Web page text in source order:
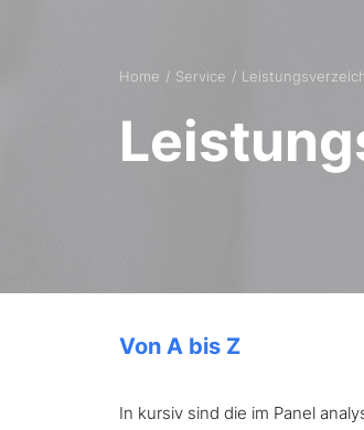
Home Service
Von A bis Z
In kursiv sind die im Panel